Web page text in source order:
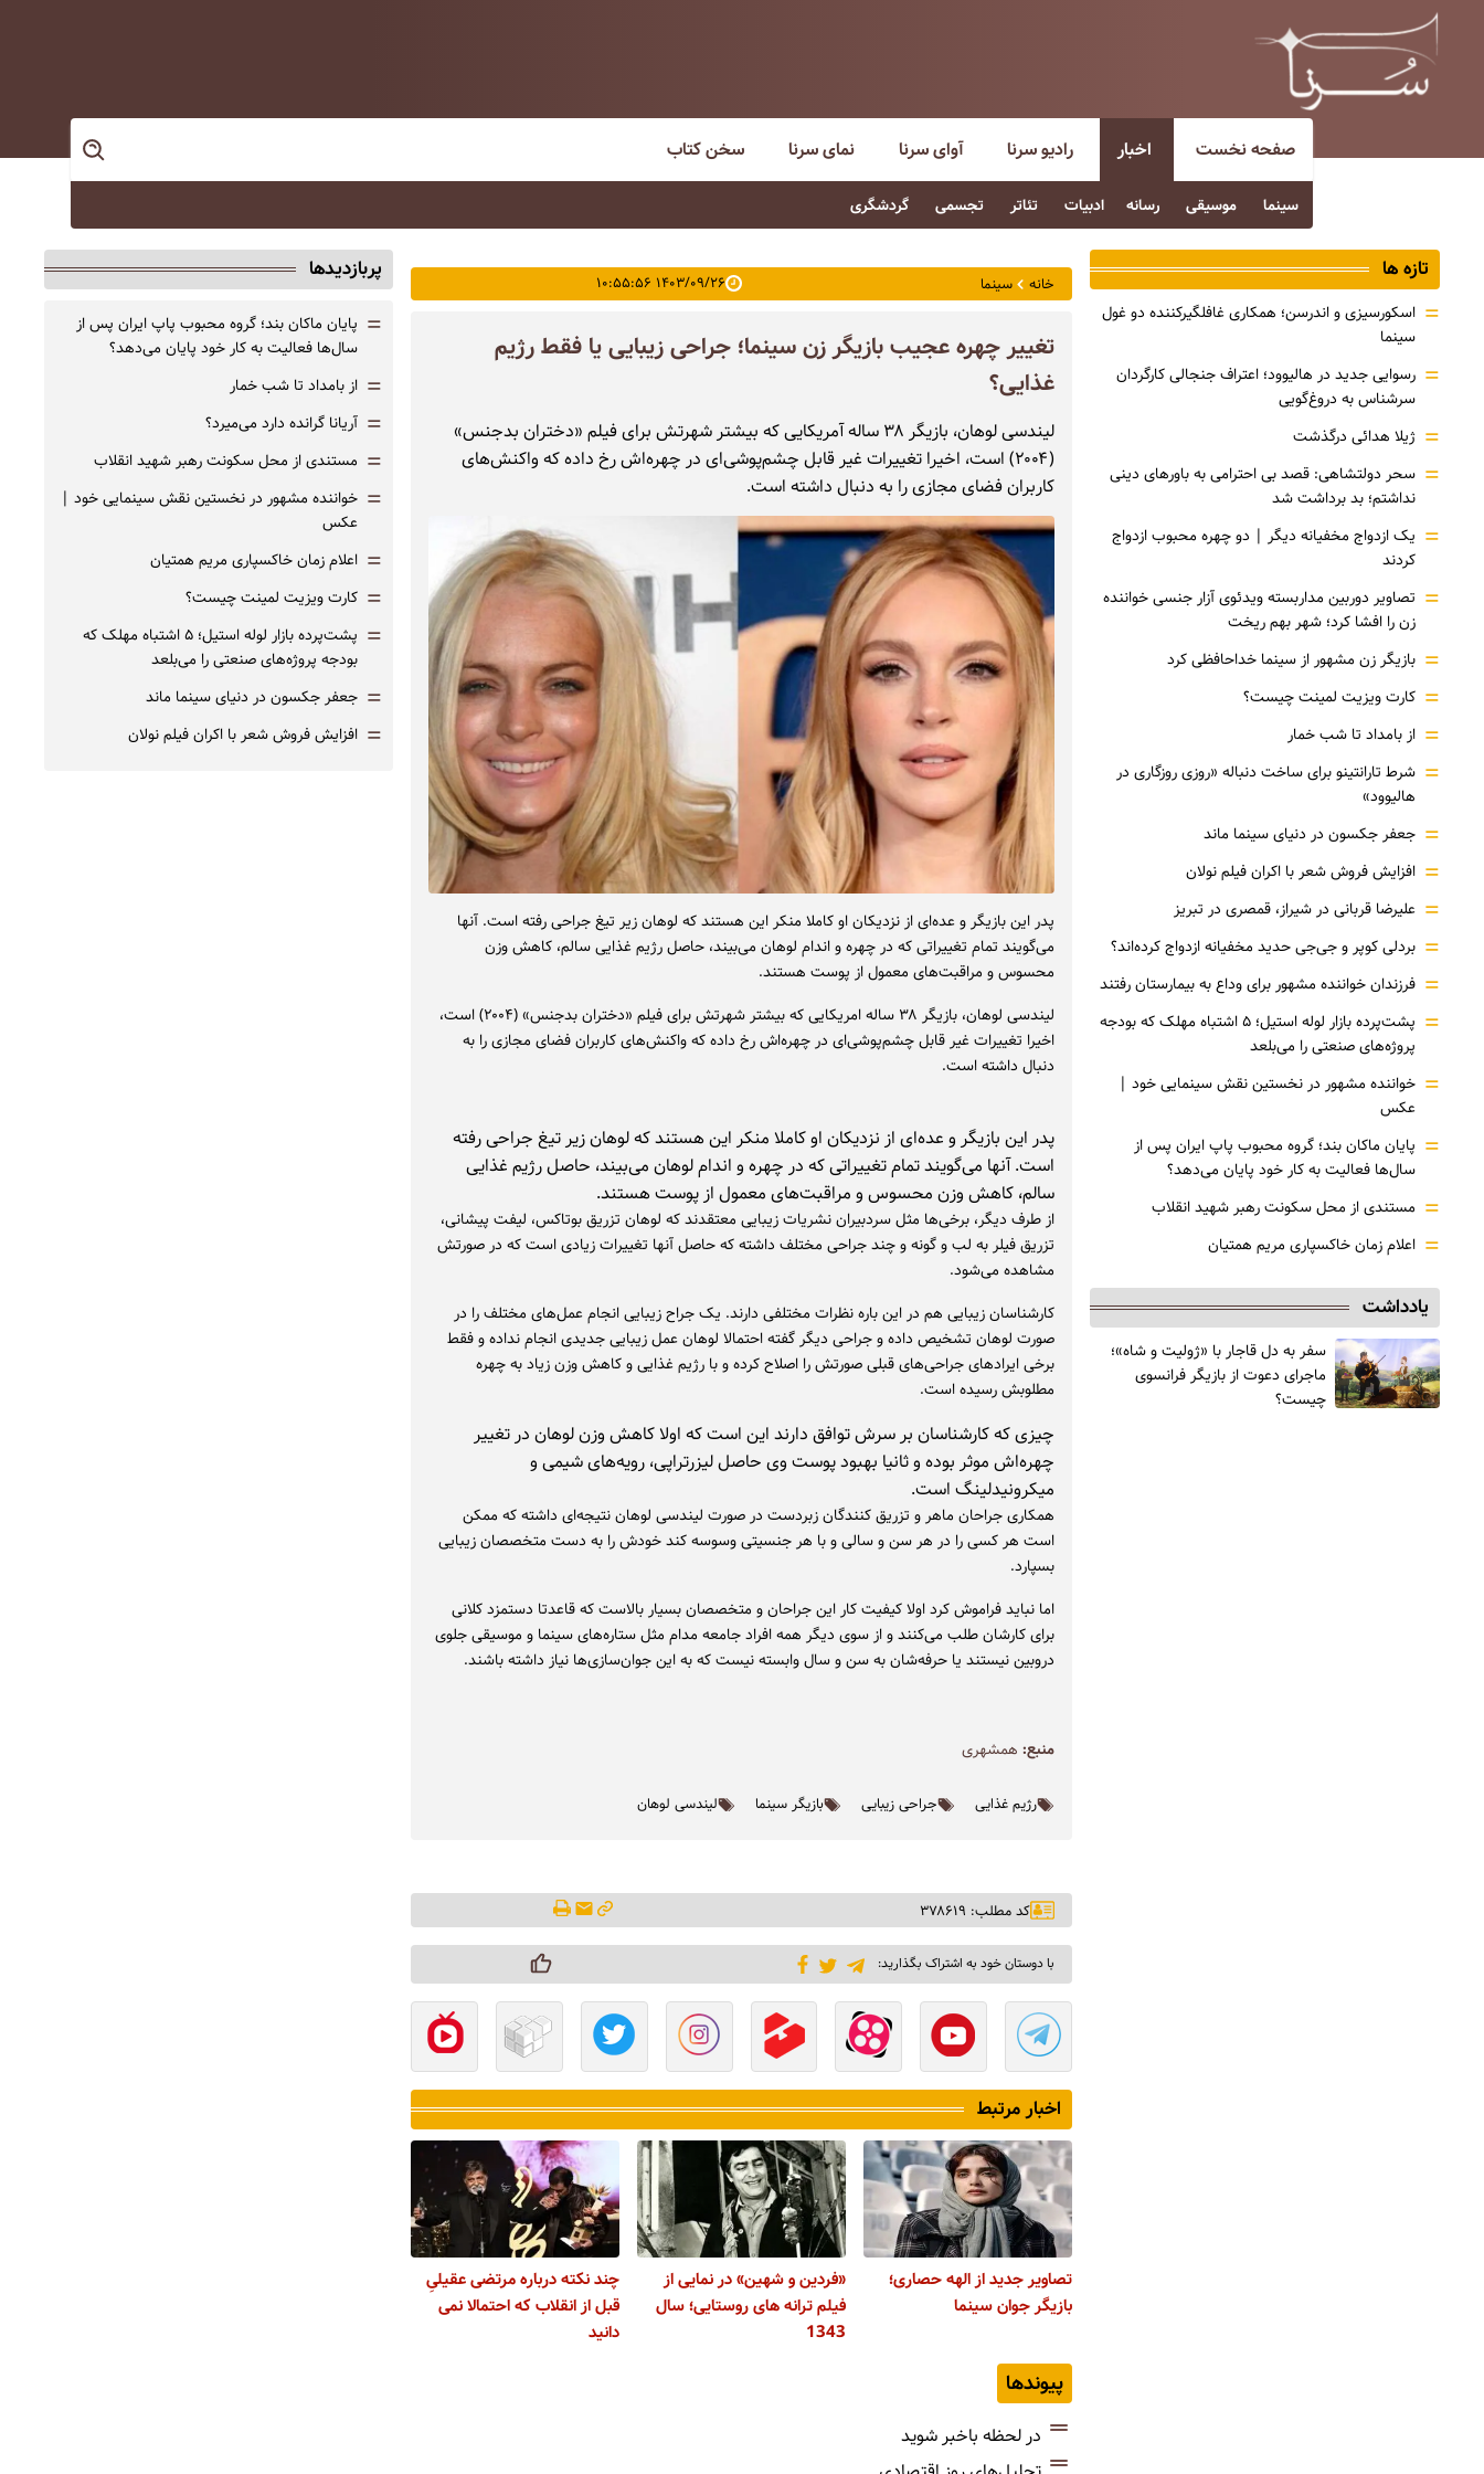
صفحه نخست اخبار
سینما موسیقی رسانه ادبیات تئاتر تجسمی گردشگری
رادیو سرنا آوای سرنا نمای سرنا سخن کتاب
خانه سینما ۱۴۰۳/۰۹/۲۶ ۱۰:۵۵:۵۶
تغییر چهره عجیب بازیگر زن سینما؛ جراحی زیبایی یا فقط رژیم
غذایی؟
لیندسی لوهان، بازیگر ۳۸ ساله آمریکایی که بیشتر شهرتش برای فیلم «دختران بدجنس»
(۲۰۰۴) است، اخیرا تغییرات غیر قابل چشم‌پوشی‌ای در چهره‌اش رخ داده که واکنش‌های
کاربران فضای مجازی را به دنبال داشته است.
پدر این بازیگر و عده‌ای از نزدیکان او کاملا منکر این هستند که لوهان زیر تیغ جراحی رفته است. آنها
می‌گویند تمام تغییراتی که در چهره و اندام لوهان می‌بیند، حاصل رژیم غذایی سالم، کاهش وزن
محسوس و مراقبت‌های معمول از پوست هستند.
لیندسی لوهان، بازیگر ۳۸ ساله امریکایی که بیشتر شهرتش برای فیلم «دختران بدجنس» (۲۰۰۴) است،
اخیرا تغییرات غیر قابل چشم‌پوشی‌ای در چهره‌اش رخ داده که واکنش‌های کاربران فضای مجازی را به
دنبال داشته است.
پدر این بازیگر و عده‌ای از نزدیکان او کاملا منکر این هستند که لوهان زیر تیغ جراحی رفته
است. آنها می‌گویند تمام تغییراتی که در چهره و اندام لوهان می‌بیند، حاصل رژیم غذایی
سالم، کاهش وزن محسوس و مراقبت‌های معمول از پوست هستند.
از طرف دیگر، برخی‌ها مثل سردبیران نشریات زیبایی معتقدند که لوهان تزریق بوتاکس، لیفت پیشانی،
تزریق فیلر به لب و گونه و چند جراحی مختلف داشته که حاصل آنها تغییرات زیادی است که در صورتش
مشاهده می‌شود.
کارشناسان زیبایی هم در این باره نظرات مختلفی دارند. یک جراح زیبایی انجام عمل‌های مختلف را در
صورت لوهان تشخیص داده و جراحی دیگر گفته احتمالا لوهان عمل زیبایی جدیدی انجام نداده و فقط
برخی ایراد‌های جراحی‌های قبلی صورتش را اصلاح کرده و با رژیم غذایی و کاهش وزن زیاد به چهره
مطلوبش رسیده است.
چیزی که کارشناسان بر سرش توافق دارند این است که اولا کاهش وزن لوهان در تغییر
چهره‌اش موثر بوده و ثانیا بهبود پوست وی حاصل لیزرتراپی، رویه‌های شیمی و
میکرونیدلینگ است.
همکاری جراحان ماهر و تزریق کنندگان زبردست در صورت لیندسی لوهان نتیجه‌ای داشته که ممکن
است هر کسی را در هر سن و سالی و با هر جنسیتی وسوسه کند خودش را به دست متخصصان زیبایی
بسپارد.
اما نباید فراموش کرد اولا کیفیت کار این جراحان و متخصصان بسیار بالاست که قاعدتا دستمزد کلانی
برای کارشان طلب می‌کنند و از سوی دیگر همه افراد جامعه مدام مثل ستاره‌های سینما و موسیقی جلوی
دروبین نیستند یا حرفه‌شان به سن و سال وابسته نیست که به این جوان‌سازی‌ها نیاز داشته باشند.
منبع: همشهری
رژیم غذایی جراحی زیبایی بازیگر سینما لیندسی لوهان
کد مطلب: ۳۷۸۶۱۹
با دوستان خود به اشتراک بگذارید:
اخبار مرتبط
تصاویر جدید از الهه حصاری؛
بازیگر جوان سینما
«فردین و شهین» در نمایی از
فیلم ترانه های روستایی؛ سال
1343
چند نکته درباره مرتضی عقیلیِ
قبل از انقلاب که احتمالا نمی
دانید
پیوندها
در لحظه باخبر شوید
تازه ها
= اسکورسیزی و اندرسن؛ همکاری غافلگیرکننده دو غول
سینما
= رسوایی جدید در هالیوود؛ اعتراف جنجالی کارگردان
سرشناس به دروغ‌گویی
= ژیلا هدائی درگذشت
= سحر دولتشاهی: قصد بی احترامی به باورهای دینی
نداشتم؛ بد برداشت شد
= یک ازدواج مخفیانه دیگر | دو چهره محبوب ازدواج
کردند
= تصاویر دوربین مداربسته ویدئوی آزار جنسی خواننده
زن را افشا کرد؛ شهر بهم ریخت
= بازیگر زن مشهور از سینما خداحافظی کرد
= کارت ویزیت لمینت چیست؟
= از بامداد تا شب خمار
= شرط تارانتینو برای ساخت دنباله «روزی روزگاری در
هالیوود»
= جعفر جکسون در دنیای سینما ماند
= افزایش فروش شعر با اکران فیلم نولان
= علیرضا قربانی در شیراز، قمصری در تبریز
= بردلی کوپر و جی‌جی حدید مخفیانه ازدواج کرده‌اند؟
= فرزندان خواننده مشهور برای وداع به بیمارستان رفتند
=
پشت‌پرده بازار لوله استیل؛ ۵ اشتباه مهلک که بودجه
پروژه‌های صنعتی را می‌بلعد
= خواننده مشهور در نخستین نقش سینمایی خود |‌
عکس
= پایان ماکان بند؛ گروه محبوب پاپ ایران پس از
سال‌ها فعالیت به کار خود پایان می‌دهد؟
= مستندی از محل سکونت رهبر شهید انقلاب
= اعلام زمان خاکسپاری مریم همتیان
یادداشت
سفر به دل قاجار با «ژولیت و شاه»؛
ماجرای دعوت از ‌بازیگر فرانسوی
چیست؟
پربازدیدها
= پایان ماکان بند؛ گروه محبوب پاپ ایران پس از
سال‌ها فعالیت به کار خود پایان می‌دهد؟
= از بامداد تا شب خمار
= آریانا گرانده دارد می‌میرد؟
= مستندی از محل سکونت رهبر شهید انقلاب
= خواننده مشهور در نخستین نقش سینمایی خود |‌
عکس
= اعلام زمان خاکسپاری مریم همتیان
= کارت ویزیت لمینت چیست؟
=
پشت‌پرده بازار لوله استیل؛ ۵ اشتباه مهلک که
بودجه پروژه‌های صنعتی را می‌بلعد
= جعفر جکسون در دنیای سینما ماند
= افزایش فروش شعر با اکران فیلم نولان